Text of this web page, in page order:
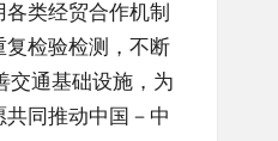
类经贸合作机制
复检验检测，不断
交通基础设施，为
同推动中国－中